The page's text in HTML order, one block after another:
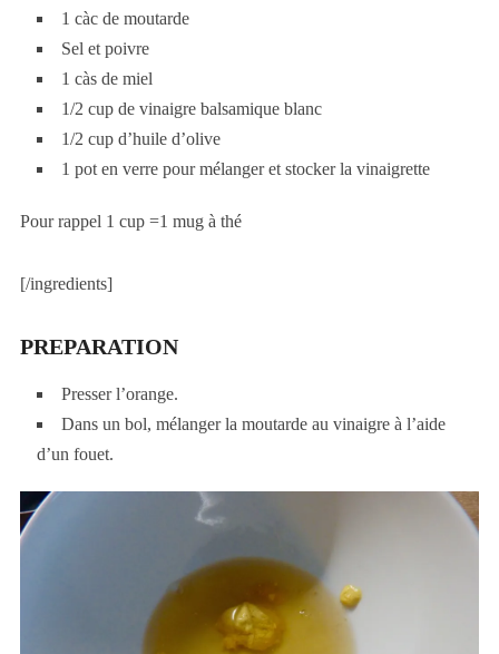
1 càc de moutarde
Sel et poivre
1 càs de miel
1/2 cup de vinaigre balsamique blanc
1/2 cup d’huile d’olive
1 pot en verre pour mélanger et stocker la vinaigrette
Pour rappel 1 cup =1 mug à thé
[/ingredients]
PREPARATION
Presser l’orange.
Dans un bol, mélanger la moutarde au vinaigre à l’aide
d’un fouet.